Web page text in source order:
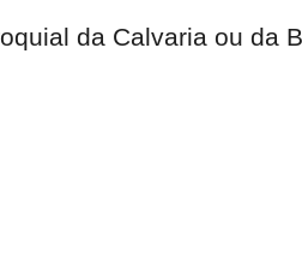
da Calvaria ou